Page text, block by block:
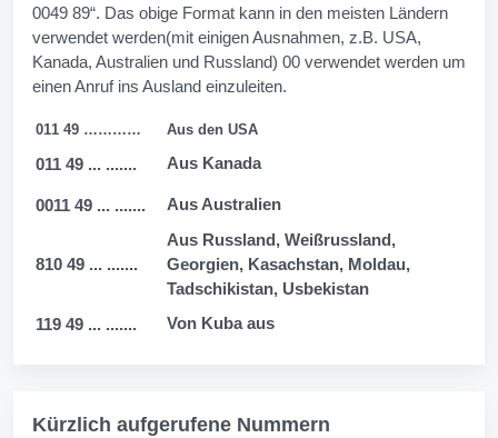
0049 89“. Das obige Format kann in den meisten Ländern
verwendet werden(mit einigen Ausnahmen, z.B. USA,
Kanada, Australien und Russland) 00 verwendet werden um
einen Anruf ins Ausland einzuleiten.
011 49 ………… Aus den USA
011 49 ... ....... Aus Kanada
0011 49 ... ....... Aus Australien
810 49 ... .......
Aus Russland, Weißrussland,
Georgien, Kasachstan, Moldau,
Tadschikistan, Usbekistan
119 49 ... .......
Von Kuba aus
Kürzlich aufgerufene Nummern